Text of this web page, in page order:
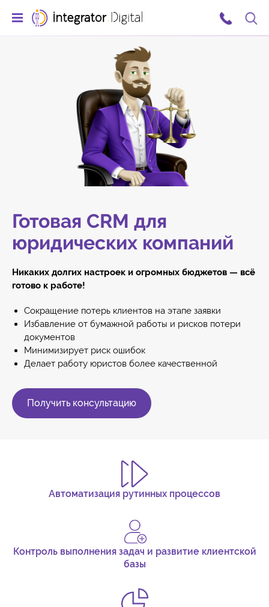
Готовая CRM для
юридических компаний
Никаких долгих настроек и огромных бюджетов — всё
готово к работе!
Сокращение потерь клиентов на этапе заявки
Избавление от бумажной работы и рисков потери
документов
Минимизирует риск ошибок
Делает работу юристов более качественной
Получить консультацию
Автоматизация рутинных процессов
Контроль выполнения задач и развитие клиентской
базы